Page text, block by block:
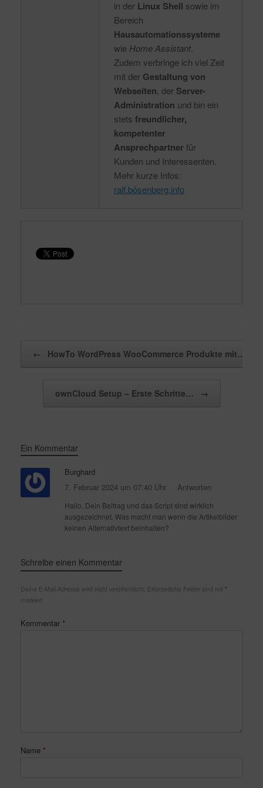
in der Linux Shell sowie im
Bereich
Hausautomationssysteme
wie Home Assistant.
Zudem verbringe ich viel Zeit
mit der Gestaltung von
Webseiten , der Server-
Administration und bin ein
stets freundlicher,
kompetenter
Ansprechpartnerfür
Kunden und Interessenten.
Mehr kurze Infos:
ralf.bösenberg.info
← HowTo WordPress WooCommerce Produkte mit…
ownCloud Setup – Erste Schritte… →
Ein Kommentar
Burghard
7. Februar 2024 um 07:40 Uhr
Antworten
Hallo, Dein Beitrag und das Script sind wirklich
ausgezeichnet. Was macht man wenn die Artikelbilder
keinen Alternativtext beinhalten?
Schreibe einen Kommentar
Deine E-Mail-Adresse wird nicht veröffentlicht. Erforderliche Felder sind mit *
markiert
Kommentar *
Name *